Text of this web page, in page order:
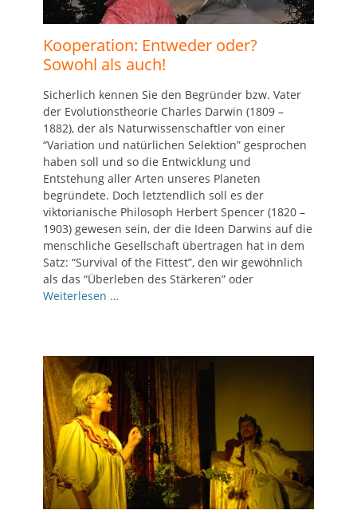
Kooperation: Entweder oder?
Sowohl als auch!
Sicherlich kennen Sie den Begründer bzw. Vater
der Evolutionstheorie Charles Darwin (1809 –
1882), der als Naturwissenschaftler von einer
“Variation und natürlichen Selektion” gesprochen
haben soll und so die Entwicklung und
Entstehung aller Arten unseres Planeten
begründete. Doch letztendlich soll es der
viktorianische Philosoph Herbert Spencer (1820 –
1903) gewesen sein, der die Ideen Darwins auf die
menschliche Gesellschaft übertragen hat in dem
Satz: “Survival of the Fittest”, den wir gewöhnlich
als das “Überleben des Stärkeren” oder
Weiterlesen …